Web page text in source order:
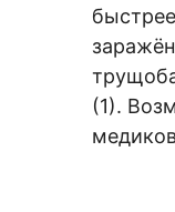
(1).